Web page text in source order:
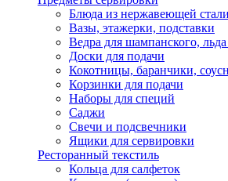
Блюда из нержавеющей стали
Вазы, этажерки, подставки
Ведра для шампанского,
Доски для подачи
Кокотницы, баранчики,
Корзинки для подачи
Наборы для специй
Саджи
Свечи и подсвечники
Ящики для сервировки
Ресторанный текстиль
Кольца для салфеток